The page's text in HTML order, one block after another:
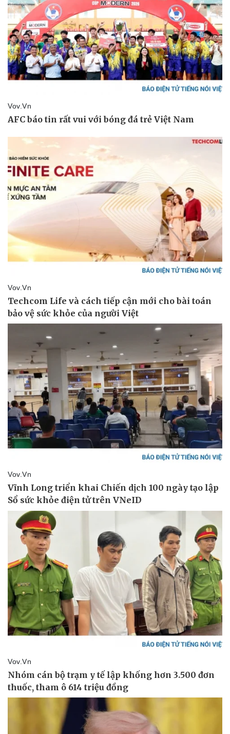
Pháp luật
Tin nóng
Tư vấn luật
Quân sự - Quốc phòng
Phân tích